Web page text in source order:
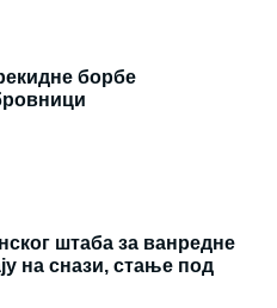
борбе
штаба за ванредне
на снази, стање под